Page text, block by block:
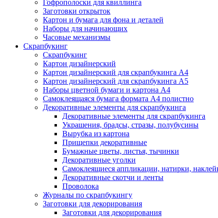
Гофрополоски для квиллинга
Заготовки открыток
Картон и бумага для фона и деталей
Наборы для начинающих
Часовые механизмы
Скрапбукинг
Скрапбукинг
Картон дизайнерский
Картон дизайнерский для скрапбукинга А4
Картон дизайнерский для скрапбукинга А5
Наборы цветной бумаги и картона А4
Самоклеящаяся бумага формата А4 полистно
Декоративные элементы для скрапбукинга
Декоративные элементы для скрапбукинга
Украшения, брадсы, стразы, полубусины
Вырубка из картона
Прищепки декоративные
Бумажные цветы, листья, тычинки
Декоративные уголки
Самоклеящиеся аппликации, натирки,
Декоративные скотчи и ленты
Проволока
Журналы по скрапбукингу
Заготовки для декорирования
Заготовки для декорирования